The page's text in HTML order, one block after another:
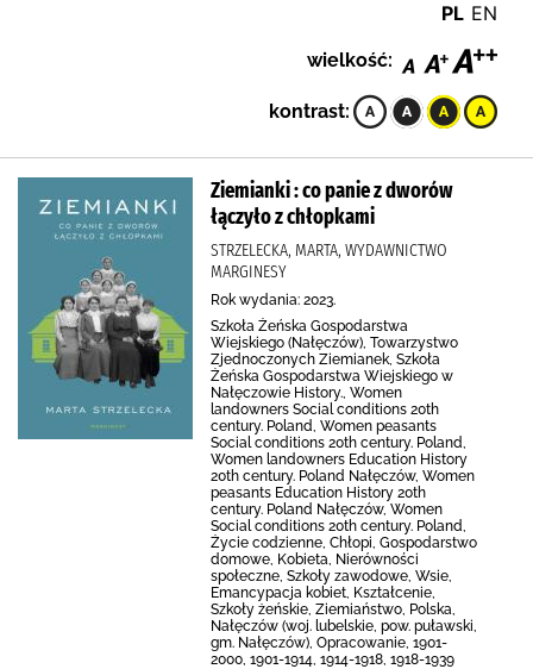
PL EN
wielkość:
kontrast:
Ziemianki : co panie z dworów
łączyło z chłopkami
STRZELECKA, MARTA, WYDAWNICTWO
MARGINESY
Rok wydania: 2023.
Szkoła Żeńska Gospodarstwa
Wiejskiego (Nałęczów), Towarzystwo
Zjednoczonych Ziemianek, Szkoła
Żeńska Gospodarstwa Wiejskiego w
Nałęczowie History., Women
landowners Social conditions 20th
century. Poland, Women peasants
Social conditions 20th century. Poland,
Women landowners Education History
20th century. Poland Nałęczów, Women
peasants Education History 20th
century. Poland Nałęczów, Women
Social conditions 20th century. Poland,
Życie codzienne, Chłopi, Gospodarstwo
domowe, Kobieta, Nierówności
społeczne, Szkoły zawodowe, Wsie,
Emancypacja kobiet, Kształcenie,
Szkoły żeńskie, Ziemiaństwo, Polska,
Nałęczów (woj. lubelskie, pow. puławski,
gm. Nałęczów), Opracowanie, 1901-
2000, 1901-1914, 1914-1918, 1918-1939